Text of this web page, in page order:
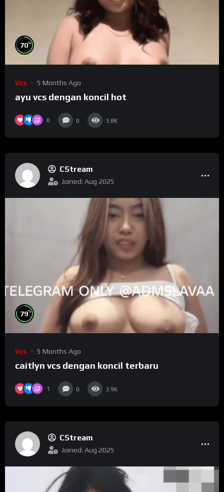
70%
Vcs 5 Months Ago
ayu vcs dengan koncil hot
0 0 3.8K
CStream
Joined: Aug 2025
79%
Vcs 5 Months Ago
caitlyn vcs dengan koncil terbaru
1 0 3.9K
CStream
Joined: Aug 2025